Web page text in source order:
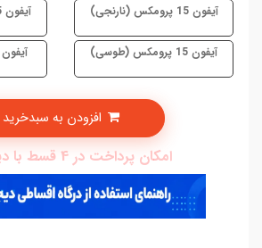
آیفون 15 پرومکس (نارنجی) آیفون 15 پرومکس (مشکی)
آیفون 15 پرومکس (طوسی) آیفون 15 پرومکس (سفید)
امکان پرداخت در 4 قسط با دیجی پی